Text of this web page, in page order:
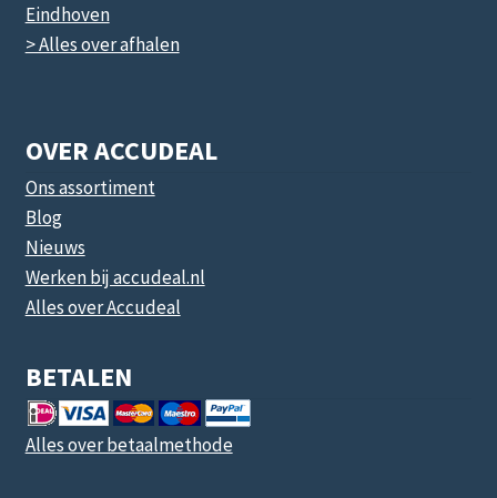
Eindhoven
> Alles over afhalen
OVER ACCUDEAL
Ons assortiment
Blog
Nieuws
Werken bij accudeal.nl
Alles over Accudeal
BETALEN
Alles over betaalmethode